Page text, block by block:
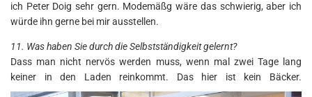
ich Peter Doig sehr gern. Modemäßg wäre das schwierig, aber ich
würde ihn gerne bei mir ausstellen.
11. Was haben Sie durch die Selbstständigkeit gelernt?
Dass man nicht nervös werden muss, wenn mal zwei Tage lang
keiner in den Laden reinkommt. Das hier ist kein Bäcker.